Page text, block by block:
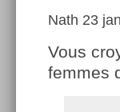
Nath 23
Vous
femmes